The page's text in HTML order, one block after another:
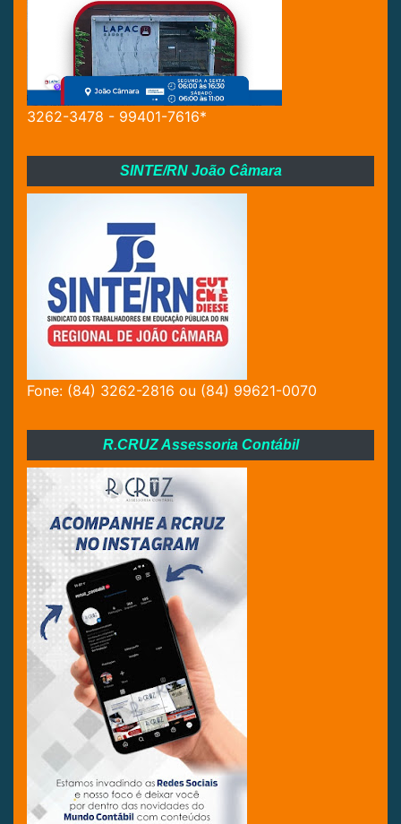
3262-3478 - 99401-7616*
SINTE/RN João Câmara
Fone: (84) 3262-2816 ou (84) 99621-0070
R.CRUZ Assessoria Contábil